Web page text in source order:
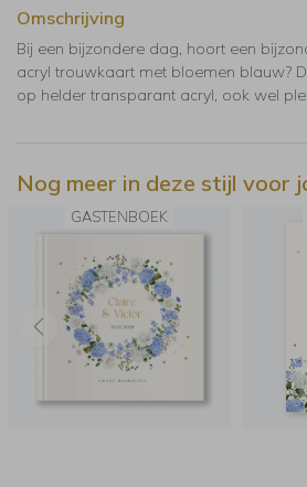
Omschrijving
Bij een bijzondere dag, hoort een
acryl trouwkaart met bloemen blauw?
op helder transparant acryl, ook wel
Nog meer in deze stijl voor
GASTENBOEK